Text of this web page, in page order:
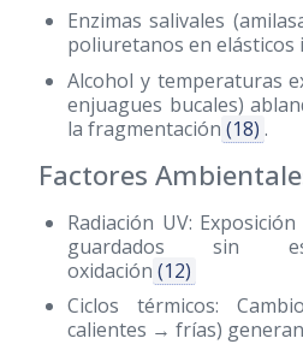
Enzimas salivales
poliuretanos en elásticos
Alcohol y temperaturas
enjuagues bucales)
la fragmentación (18) .
Factores
Radiación UV:
guardados sin
oxidación (12)
Ciclos térmicos:
calientes → frías)